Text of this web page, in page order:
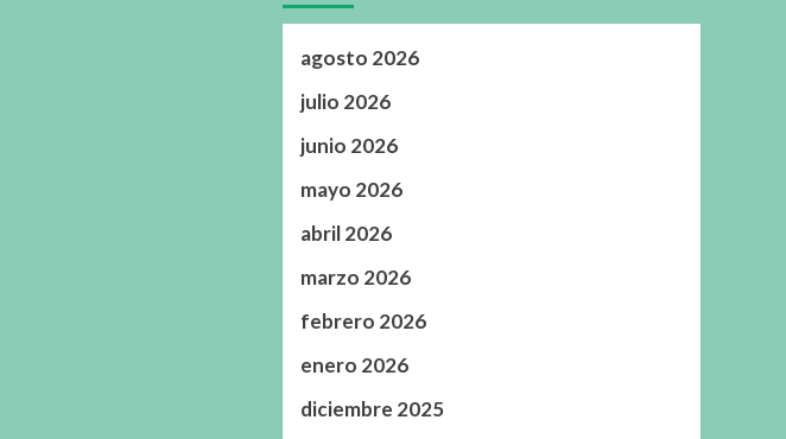
agosto 2026
julio 2026
junio 2026
mayo 2026
abril 2026
marzo 2026
febrero 2026
enero 2026
diciembre 2025